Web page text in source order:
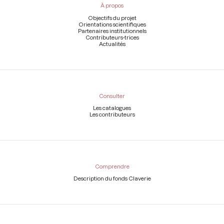
À propos
Objectifs du projet
Orientations scientifiques
Partenaires institutionnels
Contributeurs-trices
Actualités
Consulter
Les catalogues
Les contributeurs
Comprendre
Description du fonds Claverie